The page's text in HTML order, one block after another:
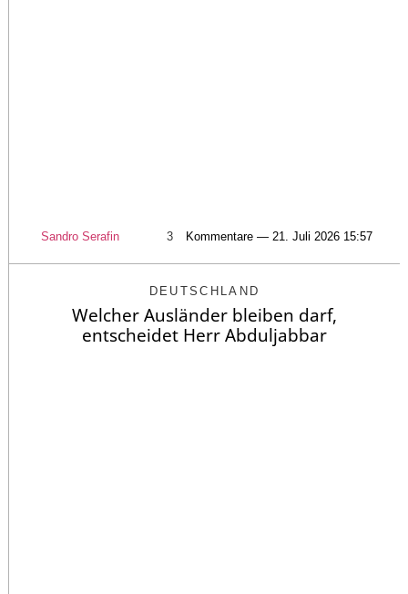
Sandro Serafin 3 Kommentare — 21. Juli 2026 15:57
DEUTSCHLAND
Welcher Ausländer bleiben darf,
entscheidet Herr Abduljabbar